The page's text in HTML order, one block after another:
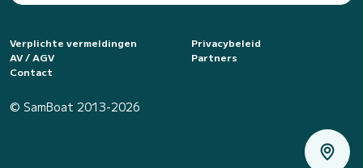
Verplichte vermeldingen
Privacybeleid
AV / AGV
Partners
Contact
© SamBoat 2013-2026